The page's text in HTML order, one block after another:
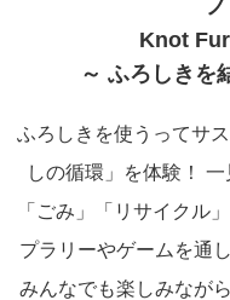
Knot
～ ふろしき
ふろしきを使うってサ
しの循環」を体験！
一
「ごみ」「リサイクル」
プラリーやゲームを通
みんなでも楽しみなが